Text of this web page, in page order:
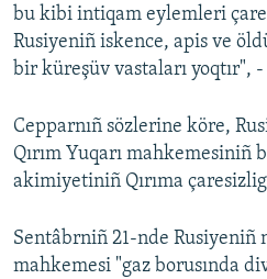
bu kibi intiqam eylemleri
Rusiyeniñ iskence, apis ve
bir küreşüv vastaları yoqtır",
Cepparnıñ sözlerine köre,
Qırım Yuqarı mahkemesiniñ
akimiyetiniñ Qırıma
Sentâbrniñ 21-nde Rusiyeniñ
mahkemesi "gaz borusında